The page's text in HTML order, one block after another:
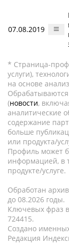
07.08.2019
* Страница-
услуги),
на основе
(новости,
аналитические
содержание
больше
или продукта/
Профиль может
информацией, в
продукте/услуге.
Обработан
до 08.2026 годы.
Ключевых фраз
724415.
Создано
Редакция